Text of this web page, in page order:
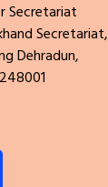
Secretariat
Secretariat,
Dehradun,